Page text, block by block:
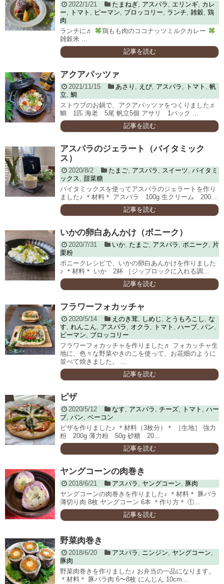
2022/1/21 たまねぎ, アスパラ , エリンギ, カレ
ー, トマト , ピーマン, ブロッコリー, ランチ, 雑穀, 鶏
肉
ランチに♬
鶏もも肉のココナッツミルクカレー
雑穀米 ...
記事を読む
アクアパッツァ
2021/11/15 あさり , えび, アスパラ , トマト , 帆
立, 鯛
ストウブのお鍋で、アクアパッツァをつくりました♬
鯛 1匹 海老 5尾 帆立5個 アサリ 1パック ...
記事を読む
アスパラのジェラート（バイタミック
ス）
2020/8/2 たまご, アスパラ , スイーツ, バイタミ
ックス, 甜菜糖
バイタミックスを使ってアスパラのジェラートを作り
ました♪ ＊材料＊ アスパラ 100g 生クリーム 200...
記事を読む
いかの卵白あんかけ（ボニーク）
2020/7/31 いか, たまご, アスパラ , ボニーク , 片
栗粉
ボニークレシピで、いかの卵白あんかけを作りました
♪ ＊材料＊ いか 2杯 ［ジップロックに入れる調...
記事を読む
フラワーフォカッチャ
2020/5/14 えのき茸, しめじ , とうもろこし , な
す, れんこん, アスパラ , オクラ , トマト , ハーブ, パン,
ピーマン, ブロッコリー
フラワーフォカッチャを作りました♬ フォカッチャ生
地に、色々な野菜やきのこを使って、お花畑のように
並べて焼きました。 ...
記事を読む
ピザ
2020/5/12 なす, アスパラ , チーズ, トマト , ハー
ブ, パン, ベーコン
ピザを作りました♪ ＊材料（3枚分）＊ ［生地］ 強力
粉 200g 薄力粉 50g 砂糖 20...
記事を読む
ヤングコーンの肉巻き
2018/6/21 アスパラ , ヤングコーン, 豚肉
ヤングコーンの肉巻きを作りました♪ ＊材料＊ 豚バラ
薄切り肉 8枚 ヤングコーン 6本 ＊作り方＊ ①...
記事を読む
野菜肉巻き
2018/6/20 アスパラ , ニンジン, ヤングコーン,
豚肉
野菜肉巻きを作りました♪ お弁当の一品になります。
＊材料＊ 豚バラ肉 6〜8枚 にんじん 10cm...